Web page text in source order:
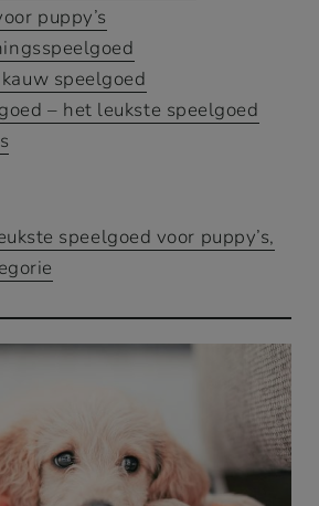
puppy’s
speelgoed
– het leukste speelgoed
speelgoed voor puppy’s,